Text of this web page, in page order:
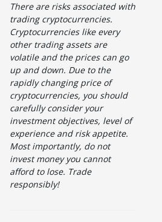
There are risks associated with
trading cryptocurrencies.
Cryptocurrencies like every
other trading assets are
volatile and the prices can go
up and down. Due to the
rapidly changing price of
cryptocurrencies, you should
carefully consider your
investment objectives, level of
experience and risk appetite.
Most importantly, do not
invest money you cannot
afford to lose. Trade
responsibly!